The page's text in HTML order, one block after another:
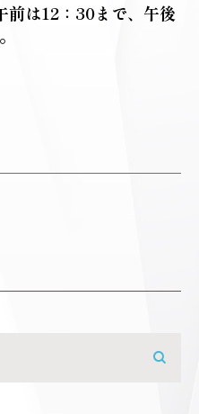
前は12：30まで、午後